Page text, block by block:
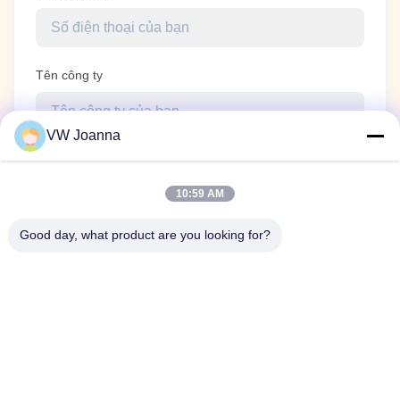
Tên công ty
Thông điệp yêu cầu *
VW Joanna
10:59 AM
Good day, what product are you looking for?